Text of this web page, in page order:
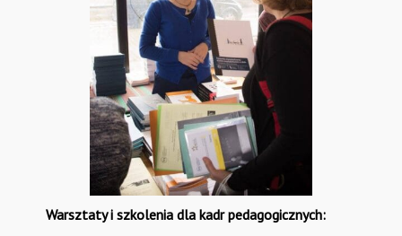
Warsztaty i szkolenia dla kadr pedagogicznych: